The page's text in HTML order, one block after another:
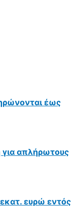
έως
απλήρωτους
ευρώ εντός